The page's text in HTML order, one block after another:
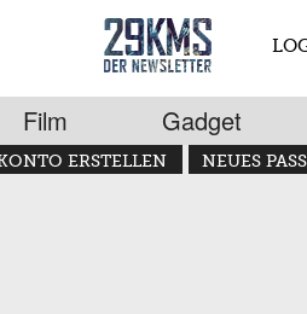
Film Gadget
ERSTELLEN NEUES